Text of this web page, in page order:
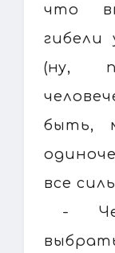
что
гибели
(ну,
быть,
все
-